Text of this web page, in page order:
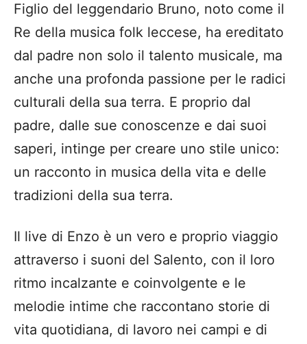
Figlio del leggendario Bruno, noto come il
Re della musica folk leccese, ha ereditato
dal padre non solo il talento musicale, ma
anche una profonda passione per le radici
culturali della sua terra. E proprio dal
padre, dalle sue conoscenze e dai suoi
saperi, intinge per creare uno stile unico:
un racconto in musica della vita e delle
tradizioni della sua terra.
Il live di Enzo è un vero e proprio viaggio
attraverso i suoni del Salento, con il loro
ritmo incalzante e coinvolgente e le
melodie intime che raccontano storie di
vita quotidiana, di lavoro nei campi e di